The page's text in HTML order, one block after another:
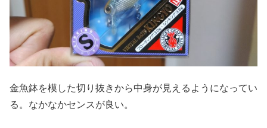
金魚鉢を模した切り抜きから中身が見えるようになってい
る。なかなかセンスが良い。